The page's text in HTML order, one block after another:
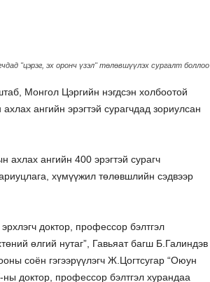
"цэрэг, эх оронч үзэл" төлөвшүүлэх сургалт боллоо
Монгол Цэргийн нэгдсэн холбоотой
ангийн эрэгтэй сурагчдад зориулсан
ахлах ангийн 400 эрэгтэй сурагч
хүмүүжил төлөвшлийн сэдвээр
доктор, профессор бэлтгэл
өлгий нутаг”, Гавьяат багш Б.Галиндэв
соён гэгээрүүлэгч Ж.Цогтсугар “Оюун
доктор, профессор бэлтгэл хурандаа